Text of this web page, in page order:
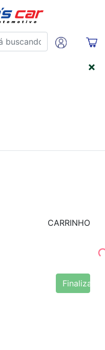
CARRINHO
Finalizar